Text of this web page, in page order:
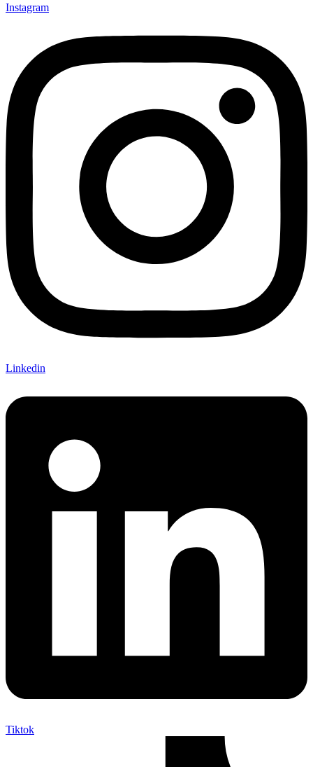
Instagram
Linkedin
Tiktok